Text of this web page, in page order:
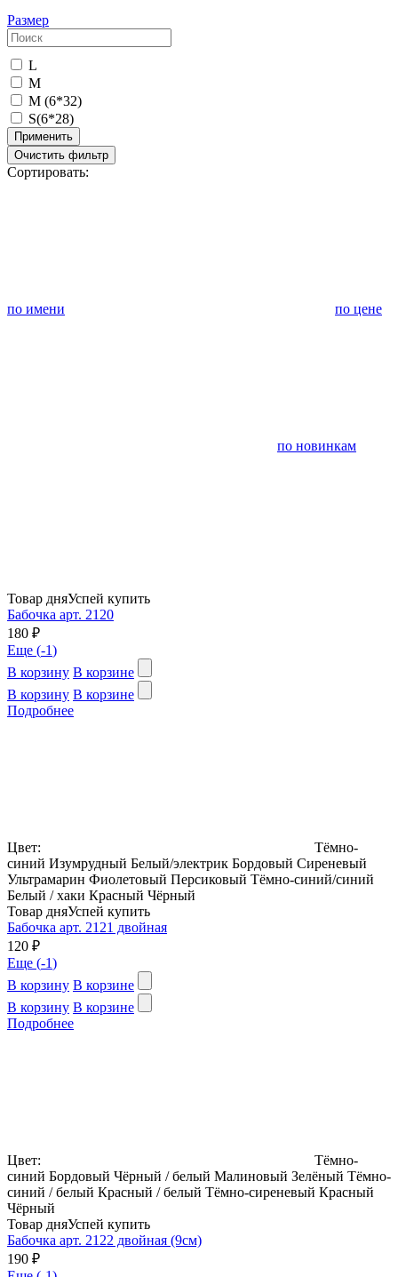
Размер
L
M
M (6*32)
S(6*28)
Применить
Очистить фильтр
Сортировать:
по имени по цене
по новинкам
Товар дняУспей купить
Бабочка арт. 2120
180 ₽
Еще (-1)
В корзину В корзине
В корзину В корзине
Подробнее
Цвет:
Тёмно-
синий Изумрудный Белый/электрик Бордовый Сиреневый
Ультрамарин Фиолетовый Персиковый Тёмно-синий/синий
Белый / хаки Красный Чёрный
Товар дняУспей купить
Бабочка арт. 2121 двойная
120 ₽
Еще (-1)
В корзину В корзине
В корзину В корзине
Подробнее
Цвет:
Тёмно-
синий Бордовый Чёрный / белый Малиновый Зелёный Тёмно-
синий / белый Красный / белый Тёмно-сиреневый Красный
Чёрный
Товар дняУспей купить
Бабочка арт. 2122 двойная (9см)
190 ₽